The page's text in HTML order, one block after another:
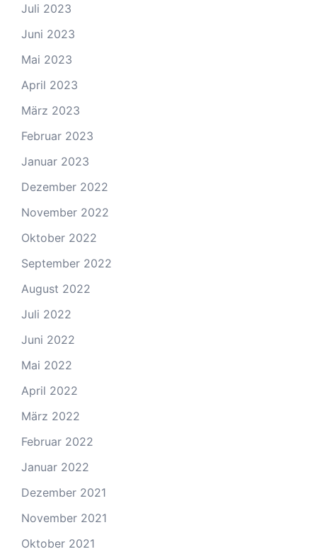
Juli 2023
Juni 2023
Mai 2023
April 2023
März 2023
Februar 2023
Januar 2023
Dezember 2022
November 2022
Oktober 2022
September 2022
August 2022
Juli 2022
Juni 2022
Mai 2022
April 2022
März 2022
Februar 2022
Januar 2022
Dezember 2021
November 2021
Oktober 2021